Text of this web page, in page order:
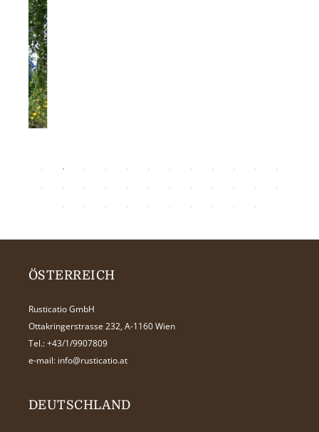
ÖSTERREICH
Rusticatio GmbH
Ottakringerstrasse 232, A-1160 Wien
Tel.: +43/1/9907809
e-mail: info@rusticatio.at
DEUTSCHLAND